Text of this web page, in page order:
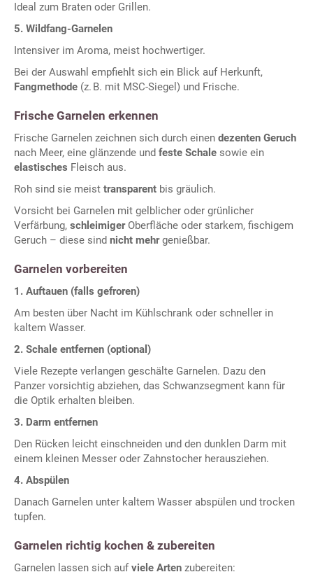
Ideal zum Braten oder Grillen.
5. Wildfang-Garnelen
Intensiver im Aroma, meist hochwertiger.
Bei der Auswahl empfiehlt sich ein Blick auf Herkunft,
Fangmethode (z. B. mit MSC-Siegel) und Frische.
Frische Garnelen erkennen
Frische Garnelen zeichnen sich durch einen dezenten Geruch
nach Meer, eine glänzende und feste Schale sowie ein
elastisches Fleisch aus.
Roh sind sie meist transparent bis gräulich.
Vorsicht bei Garnelen mit gelblicher oder grünlicher
Verfärbung, schleimiger Oberfläche oder starkem, fischigem
Geruch – diese sind nicht mehrgenießbar.
Garnelen vorbereiten
1. Auftauen (falls gefroren)
Am besten über Nacht im Kühlschrank oder schneller in
kaltem Wasser.
2. Schale entfernen (optional)
Viele Rezepte verlangen geschälte Garnelen. Dazu den
Panzer vorsichtig abziehen, das Schwanzsegment kann für
die Optik erhalten bleiben.
3. Darm entfernen
Den Rücken leicht einschneiden und den dunklen Darm mit
einem kleinen Messer oder Zahnstocher herausziehen.
4. Abspülen
Danach Garnelen unter kaltem Wasser abspülen und trocken
tupfen.
Garnelen richtig kochen & zubereiten
Garnelen lassen sich auf viele Arten zubereiten: